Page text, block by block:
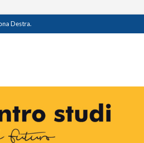
Destra.